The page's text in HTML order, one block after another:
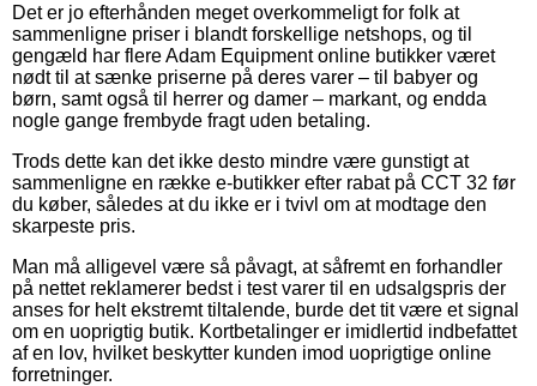
Det er jo efterhånden meget overkommeligt for folk at
sammenligne priser i blandt forskellige netshops, og til
gengæld har flere Adam Equipment online butikker været
nødt til at sænke priserne på deres varer – til babyer og
børn, samt også til herrer og damer – markant, og endda
nogle gange frembyde fragt uden betaling.
Trods dette kan det ikke desto mindre være gunstigt at
sammenligne en række e-butikker efter rabat på CCT 32 før
du køber, således at du ikke er i tvivl om at modtage den
skarpeste pris.
Man må alligevel være så påvagt, at såfremt en forhandler
på nettet reklamerer bedst i test varer til en udsalgspris der
anses for helt ekstremt tiltalende, burde det tit være et signal
om en uoprigtig butik. Kortbetalinger er imidlertid indbefattet
af en lov, hvilket beskytter kunden imod uoprigtige online
forretninger.